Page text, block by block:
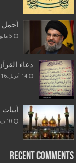
أجمل
5 مايو,2017
دعاء
14 أبريل,2016
10 ديسمبر,2017
Recent Comments